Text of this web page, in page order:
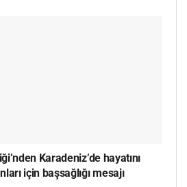
Karadeniz’de hayatını
için başsağlığı mesajı